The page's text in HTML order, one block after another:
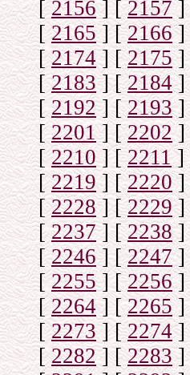
[2156] [2157]
[2165] [2166]
[2174] [2175]
[2183] [2184]
[2192] [2193]
[2201] [2202]
[2210] [2211]
[2219] [2220]
[2228] [2229]
[2237] [2238]
[2246] [2247]
[2255] [2256]
[2264] [2265]
[2273] [2274]
[2282] [2283]